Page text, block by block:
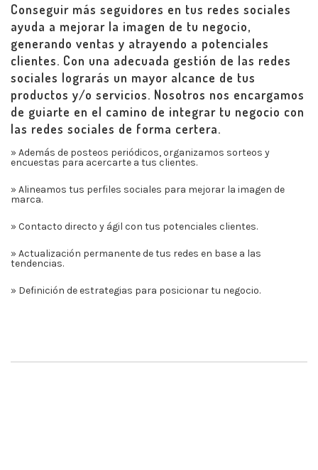
Conseguir más seguidores en tus redes sociales
ayuda a mejorar la imagen de tu negocio,
generando ventas y atrayendo a potenciales
clientes. Con una adecuada gestión de las redes
sociales lograrás un mayor alcance de tus
productos y/o servicios. Nosotros nos encargamos
de guiarte en el camino de integrar tu negocio con
las redes sociales de forma certera.
» Además de posteos periódicos, organizamos sorteos y
encuestas para acercarte a tus clientes.
» Alineamos tus perfiles sociales para mejorar la imagen de
marca.
» Contacto directo y ágil con tus potenciales clientes.
» Actualización permanente de tus redes en base a las
tendencias.
» Definición de estrategias para posicionar tu negocio.